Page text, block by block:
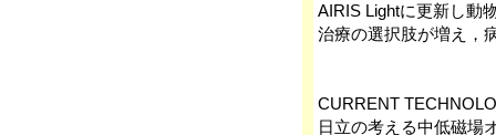
AIRIS Lightに更新し動
治療の選択肢が増え，
CURRENT
日立の考える中低磁場